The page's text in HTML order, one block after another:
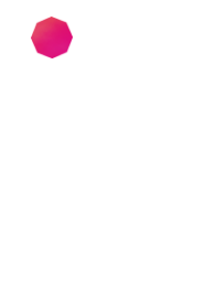
Zum Hauptinhalt springen